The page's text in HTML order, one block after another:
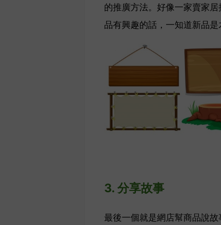
的推廣方法。好像一家賣家
品有興趣的話，一知道新品是
3. 分享故事
最後一個就是網店幫商品說